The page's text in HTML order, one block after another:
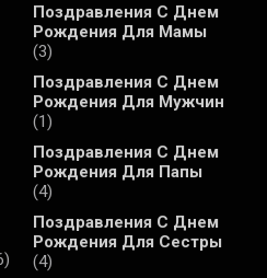
Поздравления С Днем
Рождения Для Мамы
(3)
Поздравления С Днем
Рождения Для Мужчин
(1)
Поздравления С Днем
Рождения Для Папы
(4)
Поздравления С Днем
Рождения Для Сестры
(4)